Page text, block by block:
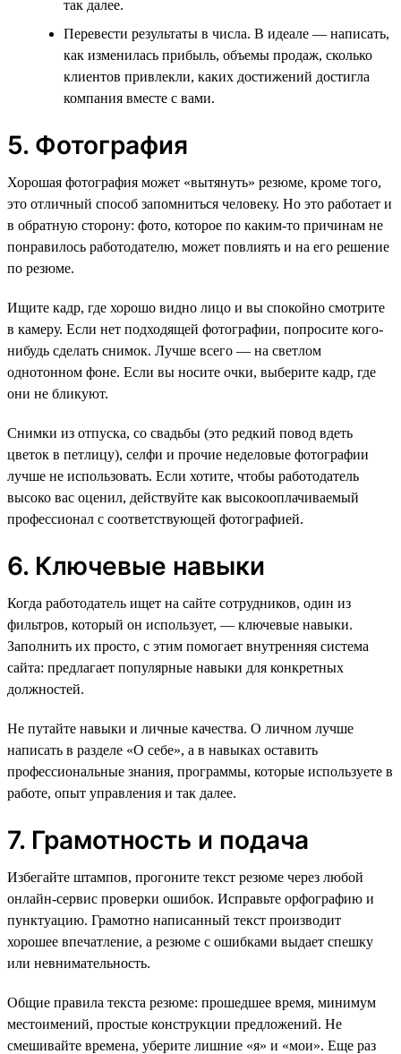
так далее.
Перевести результаты в числа. В идеале — написать,
как изменилась прибыль, объемы продаж, сколько
клиентов привлекли, каких достижений достигла
компания вместе с вами.
5. Фотография
Хорошая фотография может «вытянуть» резюме, кроме того,
это отличный способ запомниться человеку. Но это работает и
в обратную сторону: фото, которое по каким-то причинам не
понравилось работодателю, может повлиять и на его решение
по резюме.
Ищите кадр, где хорошо видно лицо и вы спокойно смотрите
в камеру. Если нет подходящей фотографии, попросите кого-
нибудь сделать снимок. Лучше всего — на светлом
однотонном фоне. Если вы носите очки, выберите кадр, где
они не бликуют.
Снимки из отпуска, со свадьбы (это редкий повод вдеть
цветок в петлицу), селфи и прочие неделовые фотографии
лучше не использовать. Если хотите, чтобы работодатель
высоко вас оценил, действуйте как высокооплачиваемый
профессионал с соответствующей фотографией.
6. Ключевые навыки
Когда работодатель ищет на сайте сотрудников, один из
фильтров, который он использует, — ключевые навыки.
Заполнить их просто, с этим помогает внутренняя система
сайта: предлагает популярные навыки для конкретных
должностей.
Не путайте навыки и личные качества. О личном лучше
написать в разделе «О себе», а в навыках оставить
профессиональные знания, программы, которые используете в
работе, опыт управления и так далее.
7. Грамотность и подача
Избегайте штампов, прогоните текст резюме через любой
онлайн-сервис проверки ошибок. Исправьте орфографию и
пунктуацию. Грамотно написанный текст производит
хорошее впечатление, а резюме с ошибками выдает спешку
или невнимательность.
Общие правила текста резюме: прошедшее время, минимум
местоимений, простые конструкции предложений. Не
смешивайте времена, уберите лишние «я» и «мои». Еще раз